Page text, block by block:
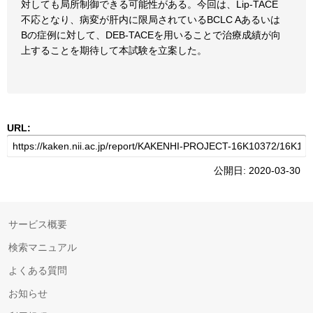
対しても局所制御できる可能性がある。今回は、Lip-TACE
不応となり、病変が肝内に限局されているBCLC Aあるいは
Bの症例に対して、DEB-TACEを用いることで治療成績が向
上することを期待して本試験を立案した。
URL:
公開日: 2020-03-30
サービス概要
検索マニュアル
よくある質問
お知らせ